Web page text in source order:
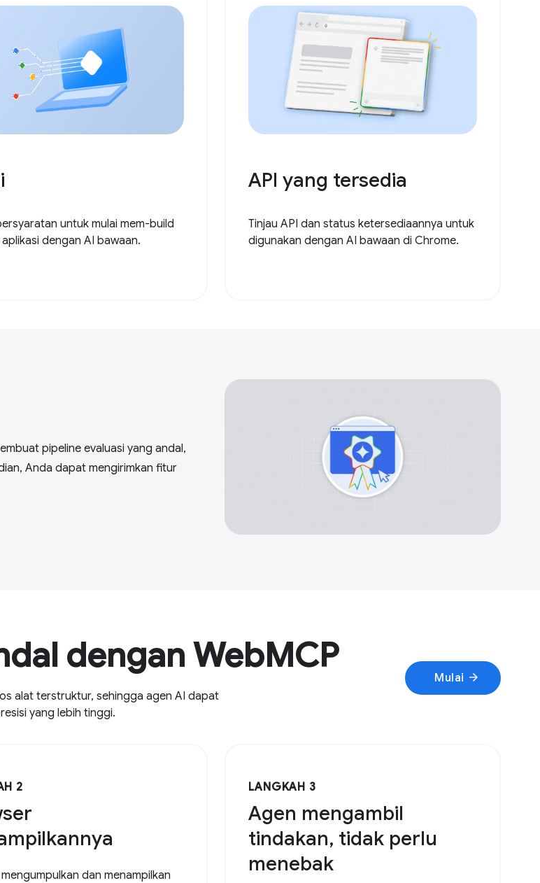
untuk mulai mem-build
dengan AI bawaan.
API yang tersedia
Tinjau API dan status ketersediaannya untuk
digunakan dengan AI bawaan di Chrome.
pipeline evaluasi yang andal,
Anda dapat mengirimkan fitur
dengan WebMCP
alat terstruktur, sehingga agen AI dapat
yang lebih tinggi.
Mulai arrow_forward
2
dan menampilkan
LANGKAH 3
Agen mengambil
tindakan, tidak perlu
menebak